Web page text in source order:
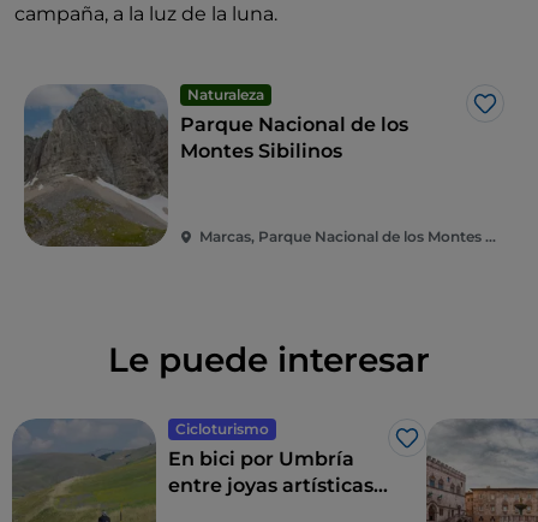
campaña, a la luz de la luna.
Naturaleza
Me
Parque Nacional de los
Montes Sibilinos
Marcas, Parque Nacional de los Montes Sibilinos
Le puede interesar
Cicloturismo
Me gusta
En bici por Umbría
entre joyas artísticas y